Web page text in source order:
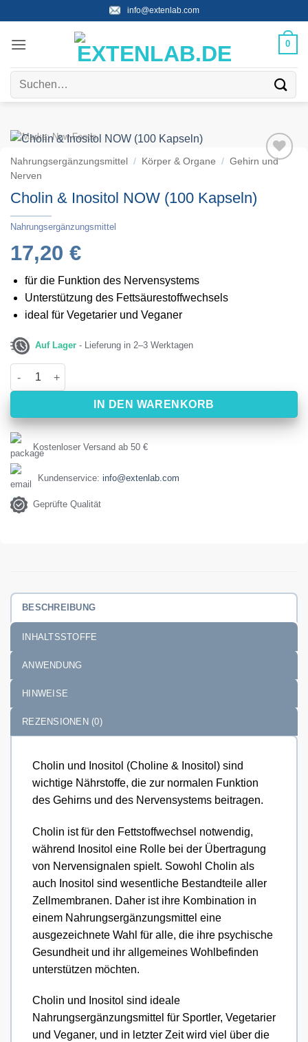
Inhalt
springen
info@extenlab.com
0
Suchen
Nahrungsergänzungsmittel / Körper & Organe / Gehirn und
Nerven
Cholin & Inositol NOW (100 Kapseln)
Nahrungsergänzungsmittel
17,20 €
für die Funktion des Nervensystems
Unterstützung des Fettsäurestoffwechsels
ideal für Vegetarier und Veganer
Auf Lager - Lieferung in 2–3 Werktagen
Cholin & Inositol NOW (100 Kapseln) Menge
IN DEN WARENKORB
Kostenloser Versand ab 50 €
Kundenservice: info@extenlab.com
Geprüfte Qualität
Marke:Now Foods
BESCHREIBUNG
INHALTSSTOFFE
ANWENDUNG
HINWEISE
REZENSIONEN (0)
Cholin und Inositol (Choline & Inositol) sind
wichtige Nährstoffe, die zur normalen Funktion
des Gehirns und des Nervensystems beitragen.
Cholin ist für den Fettstoffwechsel notwendig,
während Inositol eine Rolle bei der Übertragung
von Nervensignalen spielt. Sowohl Cholin als
auch Inositol sind wesentliche Bestandteile aller
Zellmembranen. Daher ist ihre Kombination in
einem Nahrungsergänzungsmittel eine
ausgezeichnete Wahl für alle, die ihre psychische
Gesundheit und ihr allgemeines Wohlbefinden
unterstützen möchten.
Cholin und Inositol sind ideale
Nahrungsergänzungsmittel für Sportler, Vegetarier
und Veganer, und in letzter Zeit wird viel über die